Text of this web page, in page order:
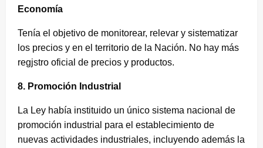
Economía
Tenía el objetivo de monitorear, relevar y sistematizar
los precios y en el territorio de la Nación. No hay más
regjstro oficial de precios y productos.
8. Promoción Industrial
La Ley había instituido un único sistema nacional de
promoción industrial para el establecimiento de
nuevas actividades industriales, incluyendo además la